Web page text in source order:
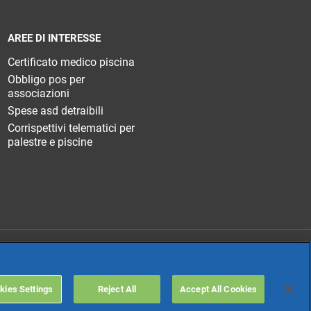
AREE DI INTERESSE
Certificato medico piscina
Obbligo pos per
associazioni
Spese asd detraibili
Corrispettivi telematici per
palestre e piscine
Settings Reject All Accept All Cookies